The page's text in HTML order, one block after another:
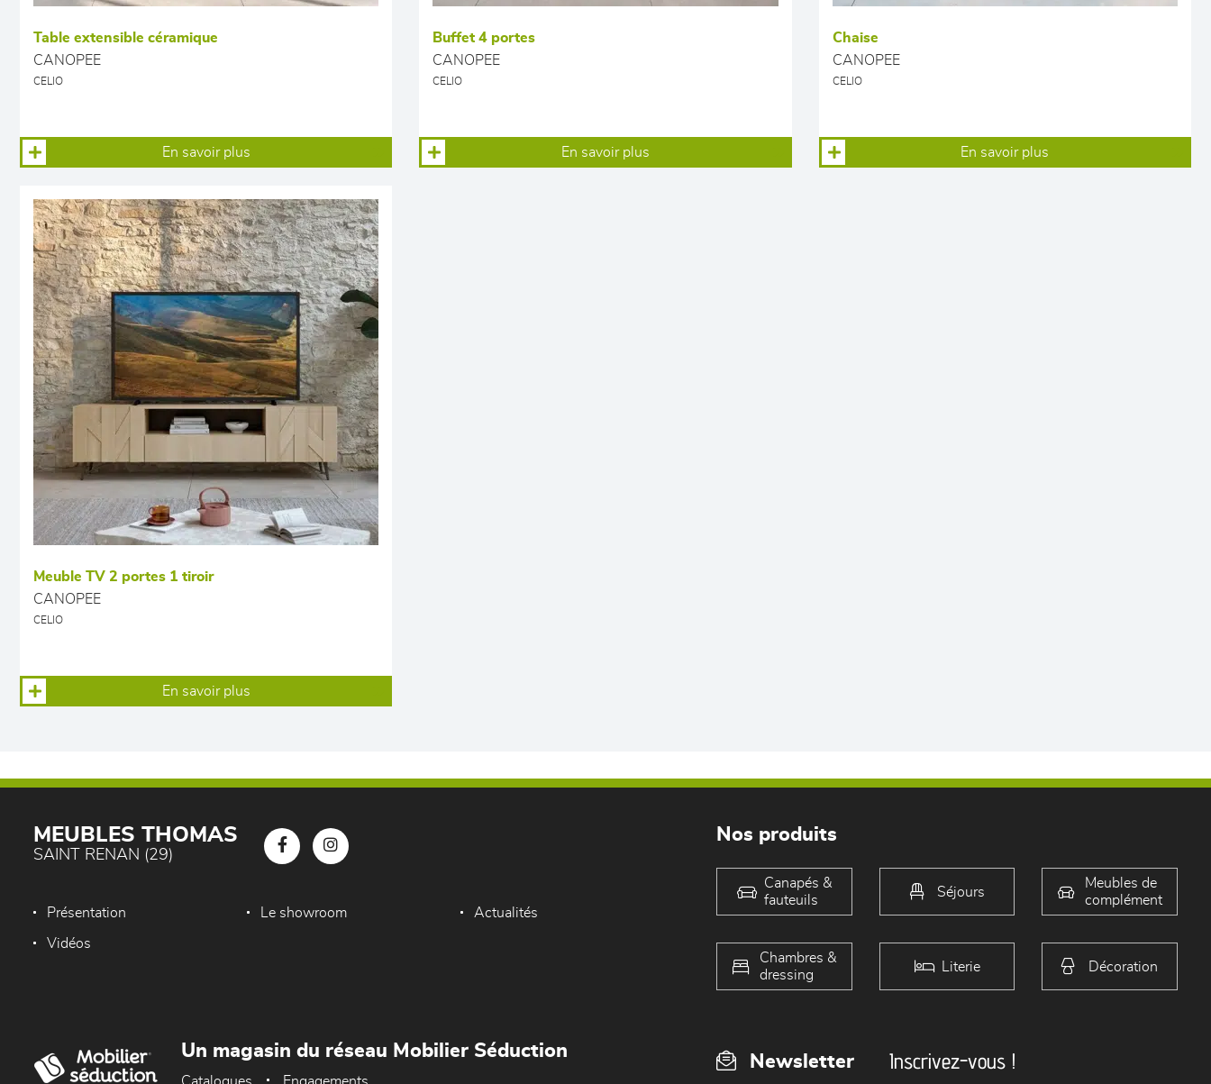
Table extensible céramique
CANOPEE
CELIO
En savoir plus
Buffet 4 portes
CANOPEE
CELIO
En savoir plus
Chaise
CANOPEE
CELIO
En savoir plus
Meuble TV 2 portes 1 tiroir
CANOPEE
CELIO
En savoir plus
MEUBLES THOMAS
SAINT RENAN (29)
Présentation Le showroom Actualités
Vidéos
Nos produits
Canapés &
fauteuils
Séjours
Meubles de
complément
Chambres &
dressing
Literie Décoration
Newsletter Inscrivez-vous !
Un magasin du réseau Mobilier Séduction